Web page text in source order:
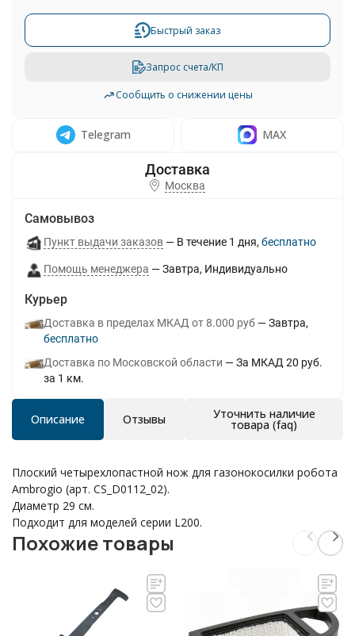
Быстрый заказ
Запрос счета/КП
Сообщить о снижении цены
Telegram MAX
Москва
Самовывоз
Пункт выдачи заказов В течение 1 дня Бесплатно
Помощь менеджера Завтра Индивидуально
Курьер
Доставка в пределах МКАД от 8.000 руб
Завтра
Бесплатно
Доставка по Московской области
За МКАД 20 руб.
за 1 км.
Описание Отзывы Уточнить наличие
товара (faq)
Плоский четырехлопастной нож для газонокосилки робота
Ambrogio (арт. CS_D0112_02).
Диаметр 29 см.
Подходит для моделей серии L200.
Похожие товары